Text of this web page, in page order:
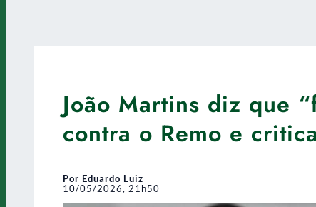
João Martins diz que
contra o Remo e
Por Eduardo Luiz
10/05/2026, 21h50